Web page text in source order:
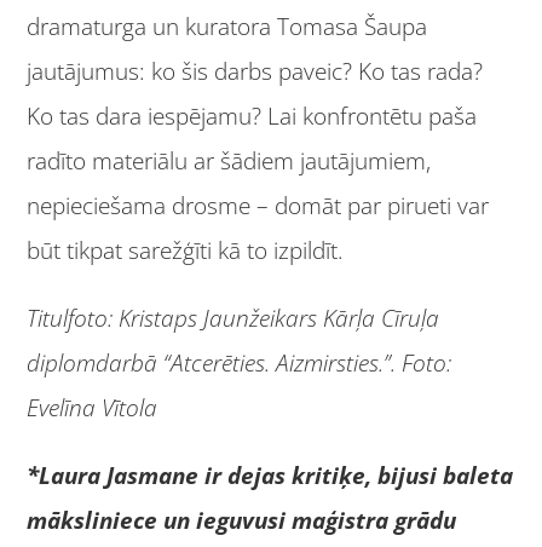
dramaturga un kuratora Tomasa Šaupa
jautājumus: ko šis darbs paveic? Ko tas rada?
Ko tas dara iespējamu? Lai konfrontētu paša
radīto materiālu ar šādiem jautājumiem,
nepieciešama drosme – domāt par pirueti var
būt tikpat sarežģīti kā to izpildīt.
Titulfoto: Kristaps Jaunžeikars Kārļa Cīruļa
diplomdarbā “Atcerēties. Aizmirsties.”. Foto:
Evelīna Vītola
*Laura Jasmane ir dejas kritiķe, bijusi baleta
māksliniece un ieguvusi maģistra grādu